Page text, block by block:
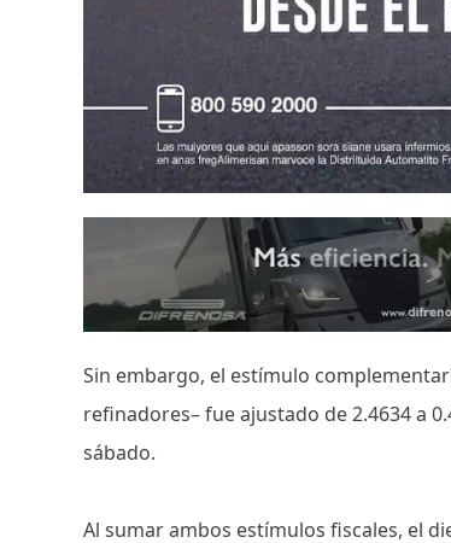
Sin embargo, el estímulo
refinadores– fue ajustado de 2.4634 a
sábado.
Al sumar ambos estímulos fiscales, el